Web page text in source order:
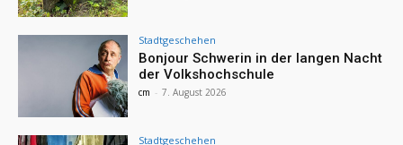
Stadtgeschehen
Bonjour Schwerin in der langen Nacht
der Volkshochschule
cm - 7. August 2026
Stadtgeschehen